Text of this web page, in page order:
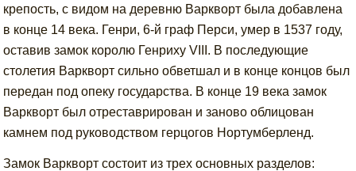
крепость, с видом на деревню Варкворт была добавлена
в конце 14 века. Генри, 6-й граф Перси, умер в 1537 году,
оставив замок королю Генриху VIII. В последующие
столетия Варкворт сильно обветшал и в конце концов был
передан под опеку государства. В конце 19 века замок
Варкворт был отреставрирован и заново облицован
камнем под руководством герцогов Нортумберленд.
Замок Варкворт состоит из трех основных разделов: